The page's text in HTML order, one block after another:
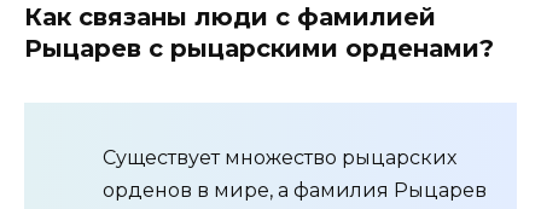
Как связаны люди с фамилией
Рыцарев с рыцарскими орденами?
Существует множество рыцарских
орденов в мире, а фамилия Рыцарев